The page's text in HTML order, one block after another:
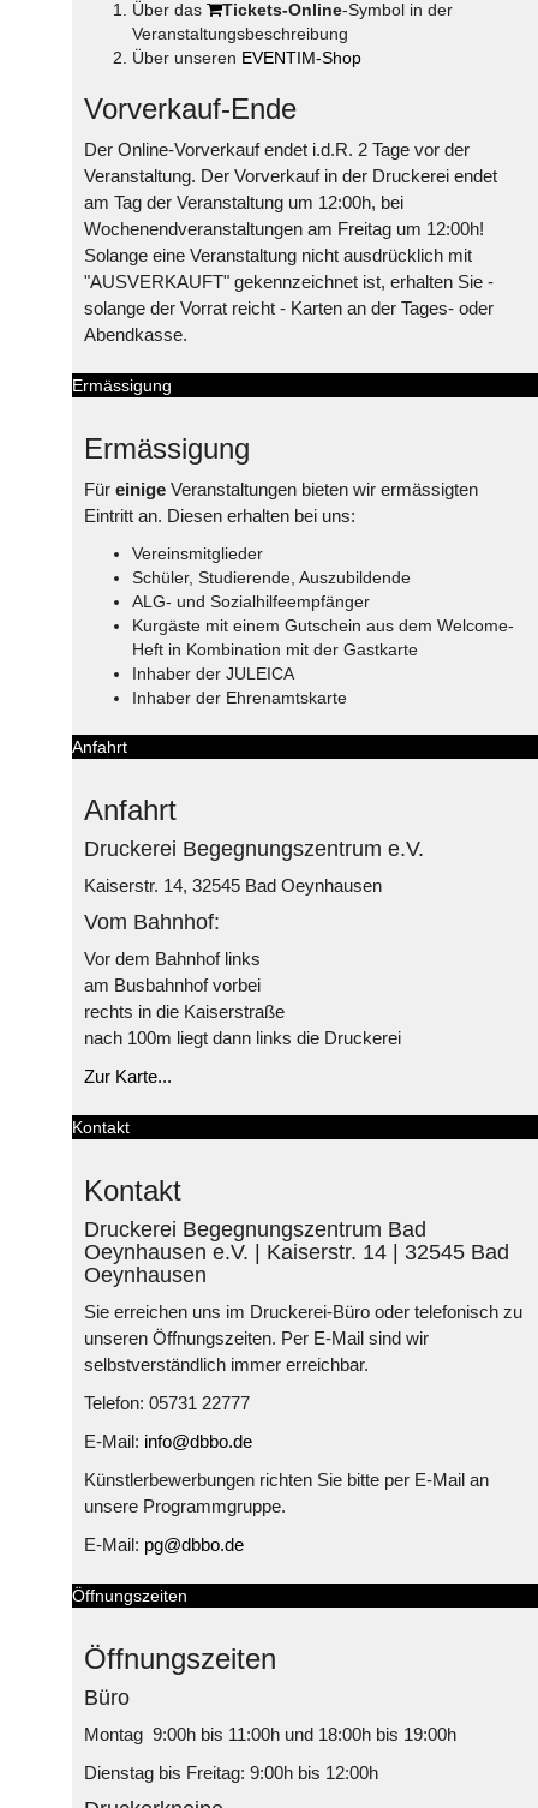
Über das Tickets-Online-Symbol in der
Veranstaltungsbeschreibung
Über unseren EVENTIM-Shop
Vorverkauf-Ende
Der Online-Vorverkauf endet i.d.R. 2 Tage vor der
Veranstaltung. Der Vorverkauf in der Druckerei endet
am Tag der Veranstaltung um 12:00h, bei
Wochenendveranstaltungen am Freitag um 12:00h!
Solange eine Veranstaltung nicht ausdrücklich mit
"AUSVERKAUFT" gekennzeichnet ist, erhalten Sie -
solange der Vorrat reicht - Karten an der Tages- oder
Abendkasse.
Ermässigung
Ermässigung
Für einige Veranstaltungen bieten wir ermässigten
Eintritt an. Diesen erhalten bei uns:
Vereinsmitglieder
Schüler, Studierende, Auszubildende
ALG- und Sozialhilfeempfänger
Kurgäste mit einem Gutschein aus dem Welcome-
Heft in Kombination mit der Gastkarte
Inhaber der JULEICA
Inhaber der Ehrenamtskarte
Anfahrt
Anfahrt
Druckerei Begegnungszentrum e.V.
Kaiserstr. 14, 32545 Bad Oeynhausen
Vom Bahnhof:
Vor dem Bahnhof links
am Busbahnhof vorbei
rechts in die Kaiserstraße
nach 100m liegt dann links die Druckerei
Zur Karte...
Kontakt
Kontakt
Druckerei Begegnungszentrum Bad
Oeynhausen e.V. | Kaiserstr. 14 | 32545 Bad
Oeynhausen
Sie erreichen uns im Druckerei-Büro oder telefonisch zu
unseren Öffnungszeiten. Per E-Mail sind wir
selbstverständlich immer erreichbar.
Telefon: 05731 22777
E-Mail: info@dbbo.de
Künstlerbewerbungen richten Sie bitte per E-Mail an
unsere Programmgruppe.
E-Mail: pg@dbbo.de
Öffnungszeiten
Öffnungszeiten
Büro
Montag 9:00h bis 11:00h und 18:00h bis 19:00h
Dienstag bis Freitag: 9:00h bis 12:00h